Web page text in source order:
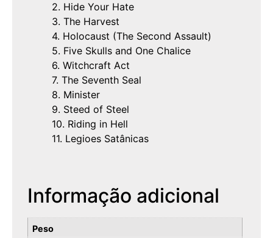
2. Hide Your Hate
3. The Harvest
4. Holocaust (The Second Assault)
5. Five Skulls and One Chalice
6. Witchcraft Act
7. The Seventh Seal
8. Minister
9. Steed of Steel
10. Riding in Hell
11. Legioes Satânicas
Informação adicional
Peso